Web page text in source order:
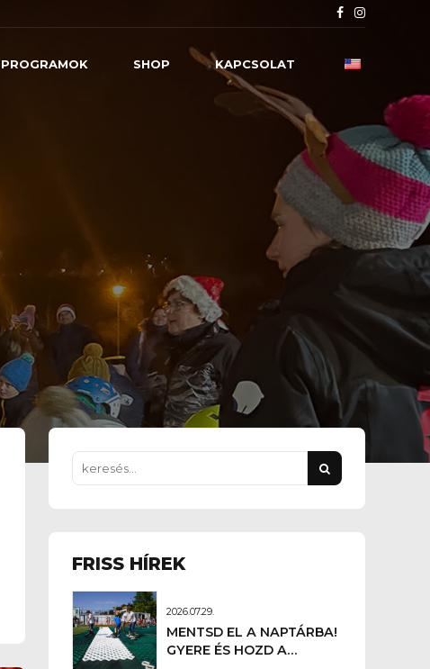
SHOP KAPCSOLAT
FRISS HÍREK
2026.07.29.
MENTSD EL A NAPTÁRBA!
GYERE ÉS HOZD A